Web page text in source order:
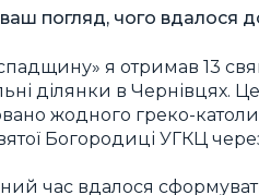
погляд, чого вдалося
я отримав 13
ділянки в Чернівцях.
жодного греко-
Богородиці УГКЦ
час вдалося